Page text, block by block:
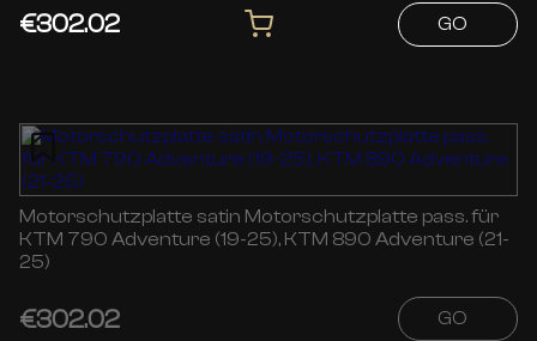
€302.02 GO
Motorschutzplatte satin Motorschutzplatte pass. für
KTM 790 Adventure (19-25), KTM 890 Adventure (21-
25)
€302.02 GO